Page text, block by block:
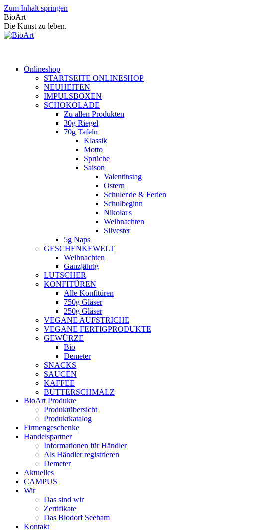
Zum Inhalt springen
BioArt
Die Kunst zu leben.
Onlineshop
STARTSEITE ONLINESHOP
NEUHEITEN
IMPULSBOXEN
SCHOKOLADE
Zu allen Produkten
30g Riegel
70g Tafeln
Klassik
Motto
Sprüche
Saison
Valentinstag
Ostern
Schulende & Ferien
Schulbeginn
Nikolaus
Weihnachten
Silvester
5g Naps
GESCHENKEWELT
Weihnachten
Ganzjährig
LUTSCHER
KONFITÜREN
Alle Konfitüren
750g Gläser
250g Gläser
VEGANE AUFSTRICHE
VEGANE FERTIGPRODUKTE
GEWÜRZE
Bio
Demeter
SNACKS
SAUCEN
KAFFEE
BUTTERSCHMALZ
BioArt Produkte
Produktübersicht
Produktkatalog
Firmengeschenke
Handelspartner
Informationen für Händler
Als Händler registrieren
Demeter
Aktuelles
CAMPUS
Wir
Das sind wir
Zertifikate
Das Biodorf Seeham
Kontakt